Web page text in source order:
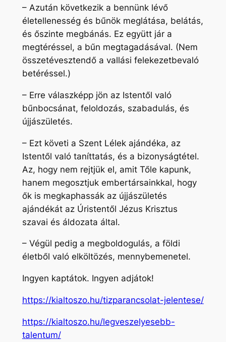
– Azután következik a bennünk lévő
életellenesség és bűnök meglátása, belátás,
és őszinte megbánás. Ez együtt jár a
megtéréssel, a bűn megtagadásával. (Nem
összetévesztendő a vallási felekezetbevaló
betéréssel.)
– Erre válaszképp jön az Istentől való
bűnbocsánat, feloldozás, szabadulás, és
újjászületés.
– Ezt követi a Szent Lélek ajándéka, az
Istentől való taníttatás, és a bizonyságtétel.
Az, hogy nem rejtjük el, amit Tőle kapunk,
hanem megosztjuk embertársainkkal, hogy
ők is megkaphassák az újjászületés
ajándékát az Úristentől Jézus Krisztus
szavai és áldozata által.
– Végül pedig a megboldogulás, a földi
életből való elköltözés, mennybemenetel.
Ingyen kaptátok. Ingyen adjátok!
https://kialtoszo.hu/tizparancsolat-jelentese/
https://kialtoszo.hu/legveszelyesebb-
talentum/